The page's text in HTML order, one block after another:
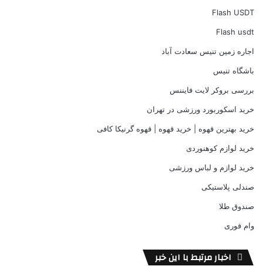
Flash USDT
Flash usdt
اجاره زمین تنیس سعادت آباد
باشگاه تنیس
بررسی بروکر لایت فایننس
خرید اسکوربورد ورزشی در تهران
خرید بهترین قهوه | خرید قهوه | قهوه گرنیکا کافی
خرید لوازم کوهنوردی
خرید لوازم و لباس ورزشی
صندلی پلاستیکی
صندوق طلا
وام فوری
اخبار مرتبط با این خبر